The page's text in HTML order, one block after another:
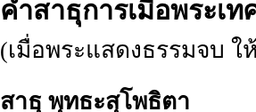
คำสาธุการเมื่อพระเ
(เมื่อพระแสดงธรรมจบ
สาธุ พุทธะสุโพธิตา